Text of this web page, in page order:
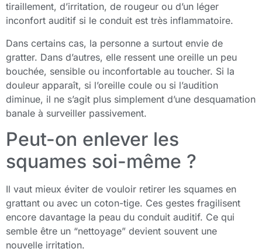
tiraillement, d’irritation, de rougeur ou d’un léger
inconfort auditif si le conduit est très inflammatoire.
Dans certains cas, la personne a surtout envie de
gratter. Dans d’autres, elle ressent une oreille un peu
bouchée, sensible ou inconfortable au toucher. Si la
douleur apparaît, si l’oreille coule ou si l’audition
diminue, il ne s’agit plus simplement d’une desquamation
banale à surveiller passivement.
Peut-on enlever les
squames soi-même ?
Il vaut mieux éviter de vouloir retirer les squames en
grattant ou avec un coton-tige. Ces gestes fragilisent
encore davantage la peau du conduit auditif. Ce qui
semble être un “nettoyage” devient souvent une
nouvelle irritation.